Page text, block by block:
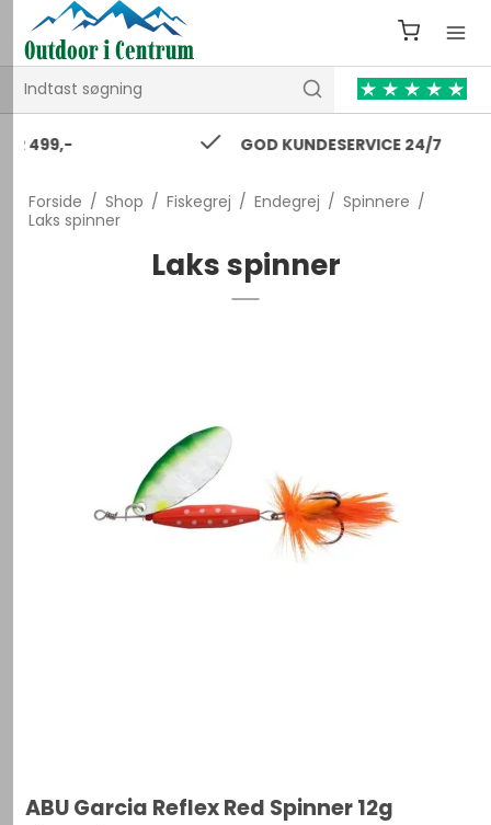
GOD KUNDESERVICE 24/7
Forside / Shop / Fiskegrej / Endegrej / Spinnere /
Laks spinner
Laks spinner
ABU Garcia Reflex Red Spinner 12g